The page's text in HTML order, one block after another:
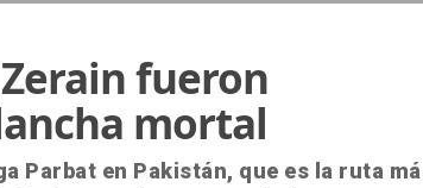
fueron
mortal
Parbat en Pakistán, que es la ruta